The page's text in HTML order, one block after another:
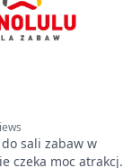
sali zabaw w
czeka moc atrakcji